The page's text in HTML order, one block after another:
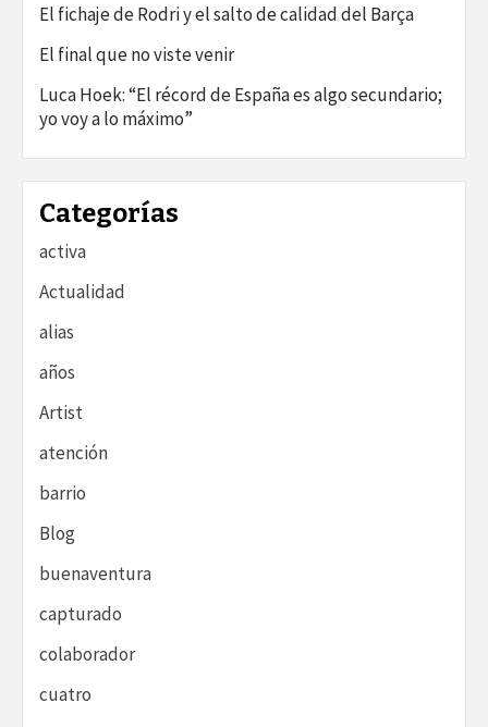
El fichaje de Rodri y el salto de calidad del Barça
El final que no viste venir
Luca Hoek: “El récord de España es algo secundario;
yo voy a lo máximo”
Categorías
activa
Actualidad
alias
años
Artist
atención
barrio
Blog
buenaventura
capturado
colaborador
cuatro